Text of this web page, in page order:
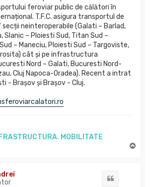
feroviar public de călători în
T.F.C. asigura transportul de
neinteroperabile (Galati – Barlad,
Slanic – Ploiesti Sud, Titan Sud –
– Maneciu, Ploiesti Sud – Targoviste,
cât și pe infrastructura
Nord – Galati, Bucuresti Nord-
Cluj Napoca-Oradea). Recent a intrat
- Brașov și Brașov - Cluj.
MOBILITATE